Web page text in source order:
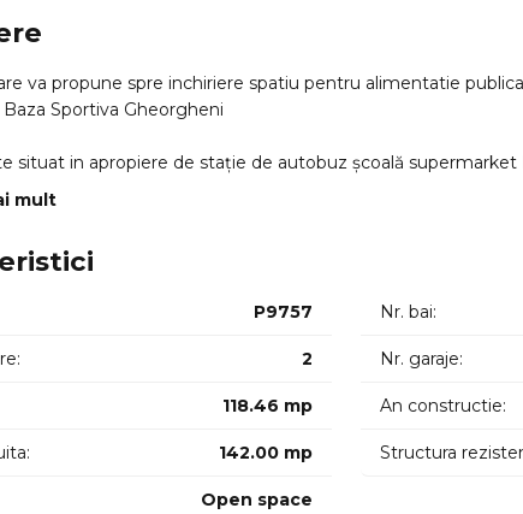
va propune spre inchiriere spatiu pentru alimentatie
Sportiva Gheorgheni
situat in apropiere de stație de autobuz școală supermarket
disponibil fiin la prima inchiriere.
pe imobil.
mult
P9757
2
118.46 mp
142.00 mp
Open space
Nr. bai:
Nr. garaje:
An constructie:
Structura